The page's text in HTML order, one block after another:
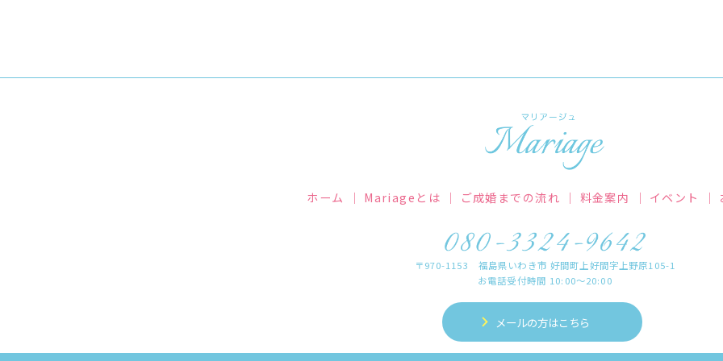
ホーム ｜ Mariageとは ｜ ご成婚までの流れ ｜ 料金案内 ｜ イベント ｜
〒970-1153 福島県いわき市 好間町上好間字上野原105-1
お電話受付時間 10:00～20:00
メールの方はこちら